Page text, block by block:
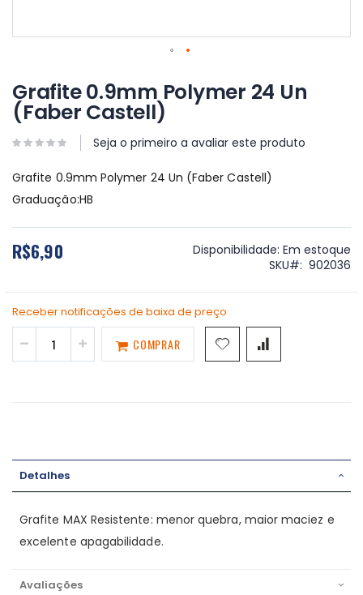
para
o
início
da
Galeria
imagens
Grafite 0.9mm Polymer 24 Un
(Faber Castell)
Seja o primeiro a avaliar este produto
Grafite 0.9mm Polymer 24 Un (Faber Castell)
Graduação:HB
R$6,90 Disponibilidade: Em estoque
SKU
902036
Receber notificações de baixa de preço
COMPRAR
Detalhes
Grafite MAX Resistente: menor quebra, maior maciez e
excelente apagabilidade.
Avaliações